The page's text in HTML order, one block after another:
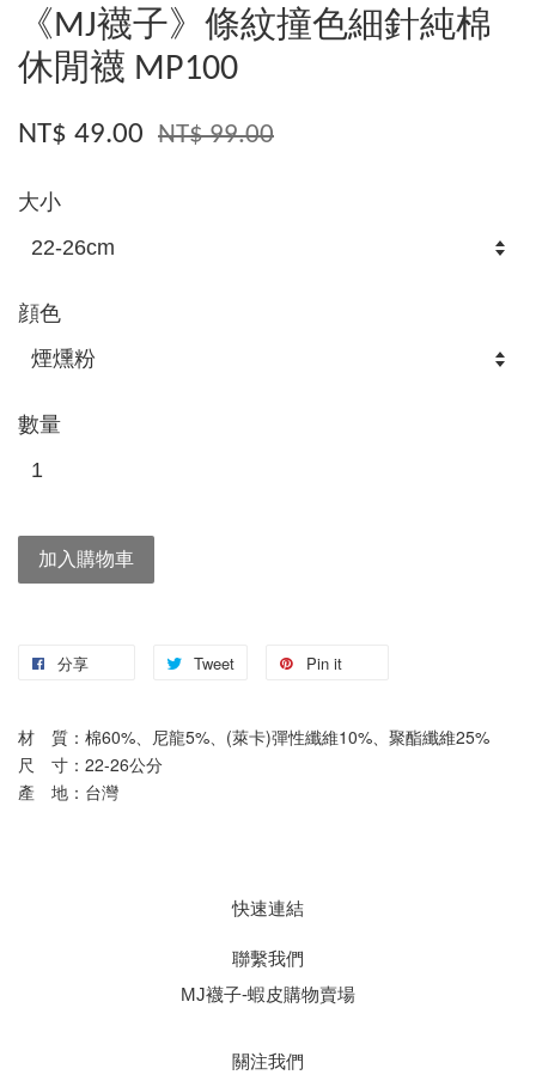
《MJ襪子》條紋撞色細針純棉
休閒襪 MP100
NT$ 49.00 NT$ 99.00
大小
顔色
數量
加入購物車
分享 Tweet Pin it
材　質：棉60%、尼龍5%、(萊卡)彈性纖維10%、聚酯纖維25%
尺　寸：22-26公分
產　地：台灣
快速連結
聯繫我們
MJ襪子-蝦皮購物賣場
關注我們